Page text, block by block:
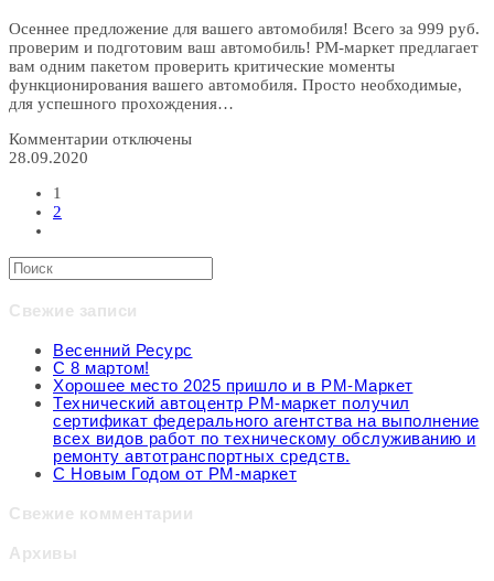
Осеннее предложение для вашего автомобиля! Всего за 999 руб.
проверим и подготовим ваш автомобиль! РМ-маркет предлагает
вам одним пакетом проверить критические моменты
функционирования вашего автомобиля. Просто необходимые,
для успешного прохождения…
Комментариик
2020
отключены
28.09.2020
1
2
следующую
страницу
Свежие записи
Весенний Ресурс
С 8 мартом!
Хорошее место 2025 пришло и в РМ-Маркет
Технический автоцентр РМ-маркет получил
сертификат федерального агентства на выполнение
всех видов работ по техническому обслуживанию и
ремонту автотранспортных средств.
С Новым Годом от РМ-маркет
Свежие комментарии
Архивы